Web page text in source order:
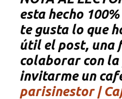
esta hecho
te gusta lo que
útil el post, una
colaborar con la
invitarme un
parisinestor |